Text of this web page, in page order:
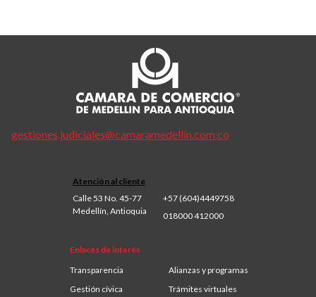
gestiones.judiciales@camaramedellin.com.co
Atención al cliente
Calle 53 No. 45-77
Medellín, Antioquia
+57 (604)4449758
018000 412000
Enlaces de interés
Transparencia
Alianzas y programas
Gestión cívica
Trámites virtuales